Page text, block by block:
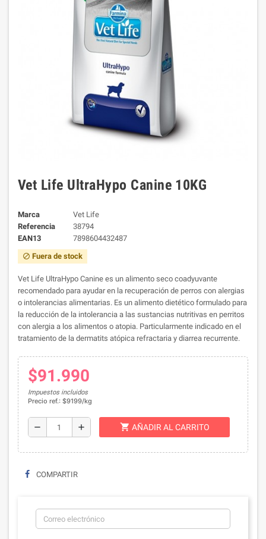
Vet Life UltraHypo Canine 10KG
Marca
Vet Life
Referencia
38794
EAN13
7898604432487
block Fuera de stock
Vet Life UltraHypo Canine es un alimento seco coadyuvante
recomendado para ayudar en la recuperación de perros con alergias
o intolerancias alimentarias. Es un alimento dietético formulado para
la reducción de la intolerancia a las sustancias nutritivas en perritos
con alergia a los alimentos o atopia. Particularmente indicado en el
tratamiento de la dermatits atópica refractaria y diarrea recurrente.
$91.990
Impuestos incluidos
Precio ref.: $9199/kg
remove add shopping_cart AÑADIR AL CARRITO
COMPARTIR